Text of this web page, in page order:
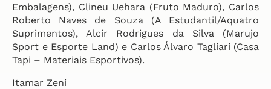
Embalagens), Clineu Uehara (Fruto Maduro), Carlos
Roberto Naves de Souza (A Estudantil/Aquatro
Suprimentos), Alcir Rodrigues da Silva (Marujo
Sport e Esporte Land) e Carlos Álvaro Tagliari (Casa
Tapi – Materiais Esportivos).
Itamar Zeni